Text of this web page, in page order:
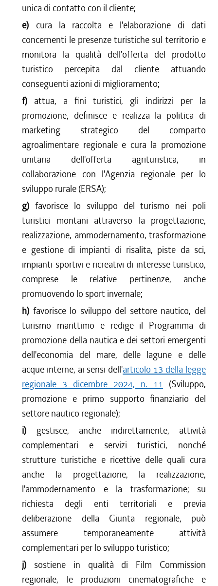
unica di contatto con il cliente;
e) cura la raccolta e l'elaborazione di dati
concernenti le presenze turistiche sul territorio e
monitora la qualità dell'offerta del prodotto
turistico percepita dal cliente attuando
conseguenti azioni di miglioramento;
f) attua, a fini turistici, gli indirizzi per la
promozione, definisce e realizza la politica di
marketing strategico del comparto
agroalimentare regionale e cura la promozione
unitaria dell'offerta agrituristica, in
collaborazione con l'Agenzia regionale per lo
sviluppo rurale (ERSA);
g)favorisce lo sviluppo del turismo nei poli
turistici montani attraverso la progettazione,
realizzazione, ammodernamento, trasformazione
e gestione di impianti di risalita, piste da sci,
impianti sportivi e ricreativi di interesse turistico,
comprese le relative pertinenze, anche
promuovendo lo sport invernale;
h) favorisce lo sviluppo del settore nautico, del
turismo marittimo e redige il Programma di
promozione della nautica e dei settori emergenti
dell'economia del mare, delle lagune e delle
acque interne, ai sensi dell'articolo 13 della legge
regionale 3 dicembre 2024, n. 11 (Sviluppo,
promozione e primo supporto finanziario del
settore nautico regionale);
i) gestisce, anche indirettamente, attività
complementari e servizi turistici, nonché
strutture turistiche e ricettive delle quali cura
anche la progettazione, la realizzazione,
l'ammodernamento e la trasformazione; su
richiesta degli enti territoriali e previa
deliberazione della Giunta regionale, può
assumere temporaneamente attività
complementari per lo sviluppo turistico;
j) sostiene in qualità di Film Commission
regionale, le produzioni cinematografiche e